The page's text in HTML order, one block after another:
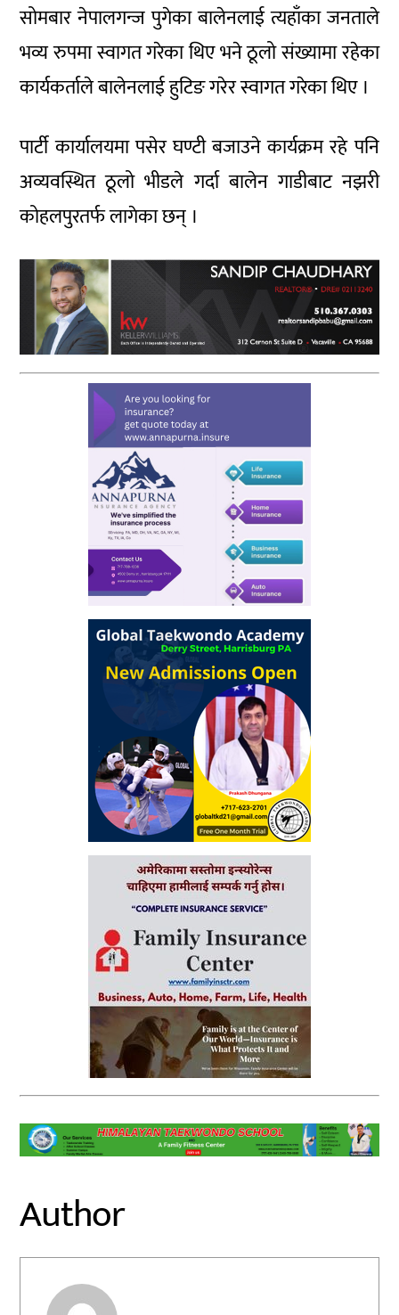
सोमबार नेपालगन्ज पुगेका बालेनलाई त्यहाँका जनताले
भव्य रुपमा स्वागत गरेका थिए भने ठूलो संख्यामा रहेका
कार्यकर्ताले बालेनलाई हुटिङ गरेर स्वागत गरेका थिए ।
पार्टी कार्यालयमा पसेर घण्टी बजाउने कार्यक्रम रहे पनि
अव्यवस्थित ठूलो भीडले गर्दा बालेन गाडीबाट नझरी
कोहलपुरतर्फ लागेका छन् ।
Author